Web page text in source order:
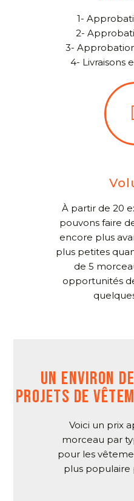
1-
2-
3-
4- Livraisons
À partir de 20
pouvons faire
encore plus
plus petites
de 5
opportunités
UN ENVIRON
PROJETS DE
Voici un prix
morceau par
pour les
plus populaire